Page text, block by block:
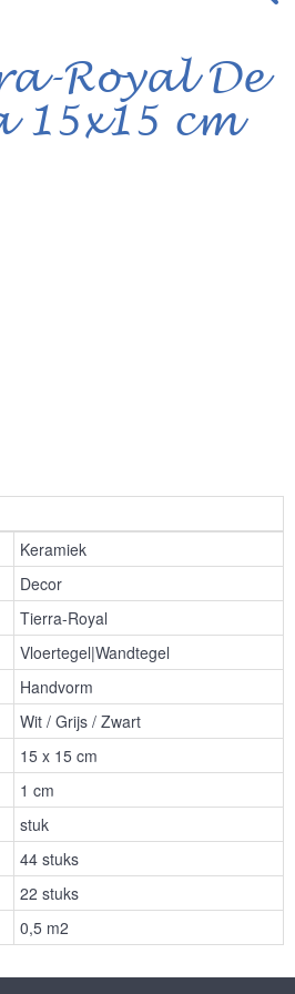
Royal De
15x15 cm
Keramiek
Decor
Tierra-Royal
Vloertegel|Wandtegel
Handvorm
Wit / Grijs / Zwart
15 x 15 cm
1 cm
stuk
44 stuks
22 stuks
0,5 m2